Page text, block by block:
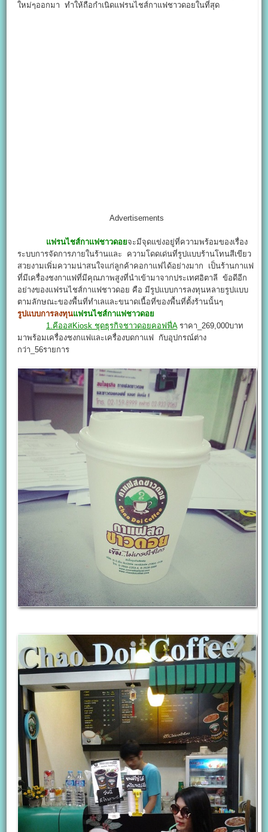
ใหม่ๆออกมา ทำให้ถือกำเนิดแฟรนไชส์กาแฟชาวดอยในที่สุด
Advertisements
แฟรนไชส์กาแฟชาวดอยจะมีจุดแข่งอยู่ที่ความพร้อมของเรื่อง
ระบบการจัดการภายในร้านและ ความโดดเด่นที่รูปแบบร้านโทนสีเขียว
สวยงามเพิ่มความน่าสนใจแก่ลูกค้าคอกาแฟได้อย่างมาก เป็นร้านกาแฟ
ที่มีเครื่องชงกาแฟที่มีคุณภาพสูงที่นำเข้ามาจากประเทศอิตาลี ข้อดีอีก
อย่างของแฟรนไชส์กาแฟชาวดอย คือ มีรูปแบบการลงทุนหลายรูปแบบ
ตามลักษณะของพื้นที่ทำเลและขนาดเนื้อที่ของพื้นที่ตั้งร้านนั้นๆ
รูปแบบการลงทุนแฟรนไชส์กาแฟชาวดอย
1.คีออสKiosk ชุดธุรกิจชาวดอยคอฟฟี่Aราคา_269,000บาท
มาพร้อมเครื่องชงกแฟและเครื่องบดกาแฟ กับอุปกรณ์ต่าง
กว่า_56รายการ